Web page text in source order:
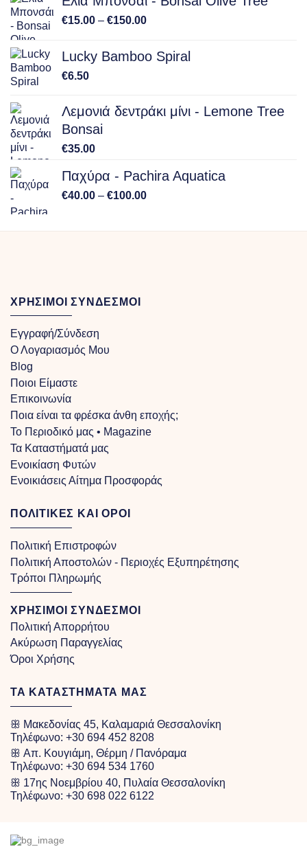
€15.00 – €150.00Price
€15.00
through
Lucky Bamboo Spiral
€6.50
Λεμονιά δεντράκι μίνι - Lemone Tree
Bonsai
€35.00
Παχύρα - Pachira Aquatica
€40.00 – €100.00Price
ΧΡΗΣΙΜΟΙ ΣΥΝΔΕΣΜΟΙ
Εγγραφή/Σύνδεση
Ο Λογαριασμός Μου
Blog
Ποιοι Είμαστε
Επικοινωνία
Ποια είναι τα φρέσκα άνθη εποχής;
Το Περιοδικό μας • Magazine
Τα Kαταστήματά μας
Ενοικίαση Φυτών
Ενοικιάσεις Αίτημα Προσφοράς
ΠΟΛΙΤΙΚΕΣ ΚΑΙ ΟΡΟΙ
Πολιτική Επιστροφών
Πολιτική Αποστολών - Περιοχές Εξυπηρέτησης
Τρόποι Πληρωμής
ΧΡΗΣΙΜΟΙ ΣΥΝΔΕΣΜΟΙ
Πολιτική Απορρήτου
Ακύρωση Παραγγελίας
Όροι Χρήσης
ΤΑ ΚΑΤΑΣΤΗΜΑΤΑ ΜΑΣ
ꕥ Μακεδονίας 45, Καλαμαριά Θεσσαλονίκη
Τηλέφωνο: +30 694 452 8208
ꕥ Απ. Κουγιάμη, Θέρμη / Πανόραμα
Τηλέφωνο: +30 694 534 1760
ꕥ 17ης Νοεμβρίου 40, Πυλαία Θεσσαλονίκη
Τηλέφωνο: +30 698 022 6122